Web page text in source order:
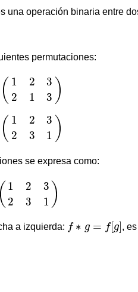
una operación binaria entre
permutaciones:
( 1 2
3
2
1 3 )
123 13
( 1 2
3
2
3 1 )
123 31
se expresa como:
( 1 2
3
2
3 1 )
123 31
a izquierda: f ∗ g = f[g]
∗ ,